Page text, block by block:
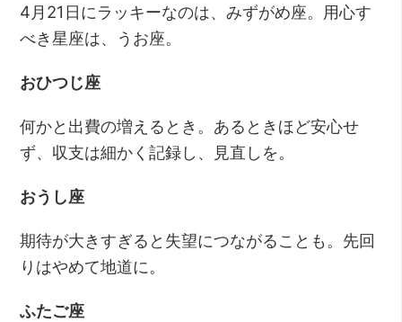
4月21日にラッキーなのは、みずがめ座。用心す
べき星座は、うお座。
おひつじ座
何かと出費の増えるとき。あるときほど安心せ
ず、収支は細かく記録し、見直しを。
おうし座
期待が大きすぎると失望につながることも。先回
りはやめて地道に。
ふたご座